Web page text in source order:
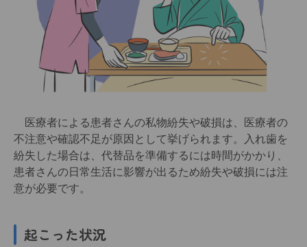
医療者による患者さんの私物紛失や破損は、医療者の
不注意や確認不足が原因として挙げられます。入れ歯を
紛失した場合は、代替品を準備するには時間がかかり、
患者さんの日常生活に影響が出るため紛失や破損には注
意が必要です。
起こった状況